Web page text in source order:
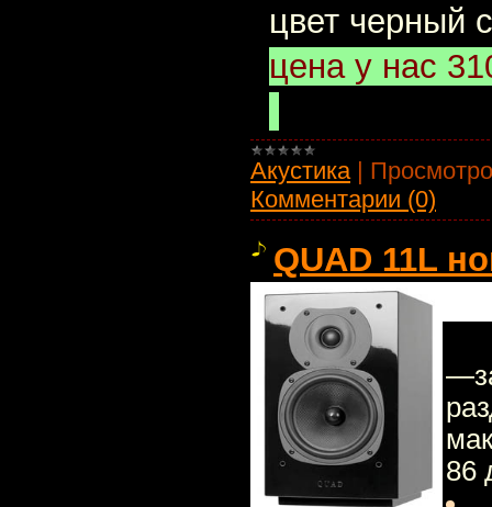
цвет черный
цена у нас
Акустика|
Комментарии (0)
QUAD 11L
86